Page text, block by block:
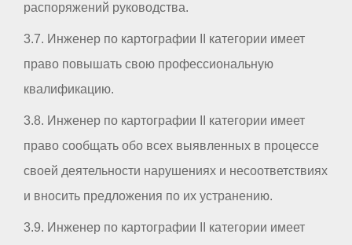
распоряжений руководства.
3.7. Инженер по картографии II категории имеет
право повышать свою профессиональную
квалификацию.
3.8. Инженер по картографии II категории имеет
право сообщать обо всех выявленных в процессе
своей деятельности нарушениях и несоответствиях
и вносить предложения по их устранению.
3.9. Инженер по картографии II категории имеет